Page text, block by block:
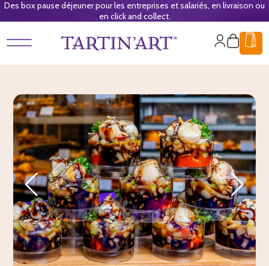
Des box pause déjeuner pour les entreprises et salariés, en livraison ou
en click and collect.
Mon
compte
Panier